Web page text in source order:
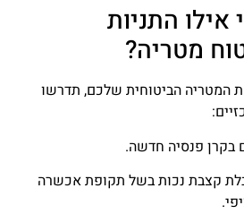
התניות
מטריה?
המטריה הביטוחית שלכם, תדרשו
בקרן פנסיה חדשה.
קצבת נכות בשל תקופת אכשרה